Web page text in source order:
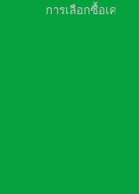
การเลือกซื้อเครื่อ